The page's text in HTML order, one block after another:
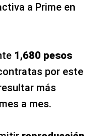
a Prime en
1,680 pesos
por este
más
a mes.